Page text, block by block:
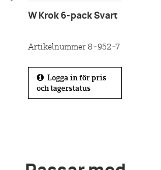
W Krok 6-pack Svart
Artikelnummer 8-952-7
Logga in för pris
och lagerstatus